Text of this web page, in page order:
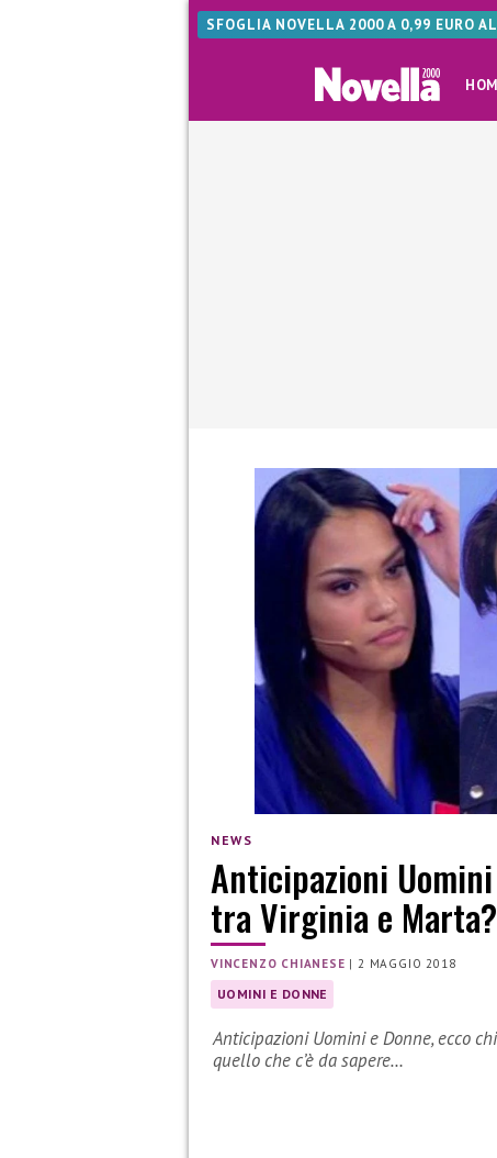
SFOGLIA NOVELLA 2000 A 0,99 EURO
NEWS
Anticipazioni
tra Virginia e Marta?
VINCENZO CHIANESE |2 MAGGIO 2018
UOMINI E DONNE
Anticipazioni Uomini e Donne, ecco
quello che c’è da sapere…